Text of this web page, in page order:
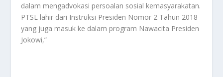
dalam mengadvokasi persoalan sosial kemasyarakatan.
PTSL lahir dari Instruksi Presiden Nomor 2 Tahun 2018
yang juga masuk ke dalam program Nawacita Presiden
Jokowi,”